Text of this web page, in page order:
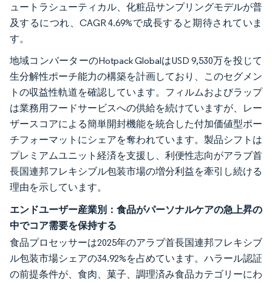
ュートラシューティカル、化粧品サンプリングモデルが普
及するにつれ、CAGR 4.69%で成長すると期待されていま
す。
地域コンバーターのHotpack GlobalはUSD 9,530万を投じて
生分解性ポーチ能力の構築を計画しており、このセグメン
トの収益性軌道を確認しています。フィルムおよびラップ
は業務用フードサービスへの供給を続けていますが、レー
ザースコアによる簡単開封機能を統合した付加価値型ポー
チフォーマットにシェアを奪われています。製品シフトは
プレミアムユニット経済を支援し、利便性志向がアラブ首
長国連邦フレキシブル包装市場の増分利益を牽引し続ける
理由を示しています。
エンドユーザー産業別：食品がパーソナルケアの急上昇の
中でコア需要を保持する
食品プロセッサーは2025年のアラブ首長国連邦フレキシブ
ル包装市場シェアの34.92%を占めています。ハラール認証
の前提条件が、食肉、菓子、調理済み食品カテゴリーにわ